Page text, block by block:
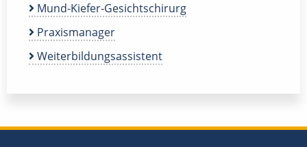
Mund-Kiefer-Gesichtschirurg
Praxismanager
Weiterbildungsassistent